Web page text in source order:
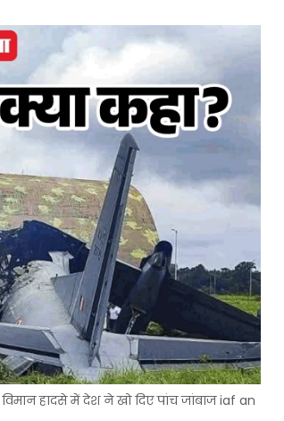
हादसे में देश ने खो दिए पांच जांबाज iaf an